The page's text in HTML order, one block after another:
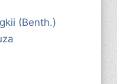
(Benth.)